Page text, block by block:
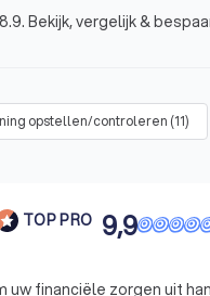
Bekijk, vergelijk &
opstellen/controleren (11)
TOP PRO 9,9